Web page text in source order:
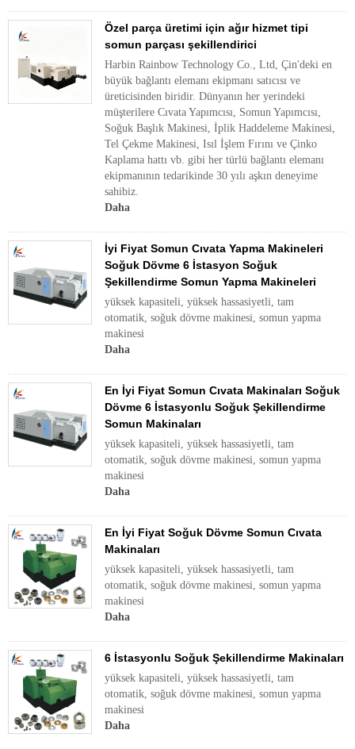
Özel parça üretimi için ağır hizmet tipi
somun parçası şekillendirici
Harbin Rainbow Technology Co., Ltd, Çin'deki en
büyük bağlantı elemanı ekipmanı satıcısı ve
üreticisinden biridir. Dünyanın her yerindeki
müşterilere Cıvata Yapımcısı, Somun Yapımcısı,
Soğuk Başlık Makinesi, İplik Haddeleme Makinesi,
Tel Çekme Makinesi, Isıl İşlem Fırını ve Çinko
Kaplama hattı vb. gibi her türlü bağlantı elemanı
ekipmanının tedarikinde 30 yılı aşkın deneyime
sahibiz.
Daha
İyi Fiyat Somun Cıvata Yapma Makineleri
Soğuk Dövme 6 İstasyon Soğuk
Şekillendirme Somun Yapma Makineleri
yüksek kapasiteli, yüksek hassasiyetli, tam
otomatik, soğuk dövme makinesi, somun yapma
makinesi
Daha
En İyi Fiyat Somun Cıvata Makinaları Soğuk
Dövme 6 İstasyonlu Soğuk Şekillendirme
Somun Makinaları
yüksek kapasiteli, yüksek hassasiyetli, tam
otomatik, soğuk dövme makinesi, somun yapma
makinesi
Daha
En İyi Fiyat Soğuk Dövme Somun Cıvata
Makinaları
yüksek kapasiteli, yüksek hassasiyetli, tam
otomatik, soğuk dövme makinesi, somun yapma
makinesi
Daha
6 İstasyonlu Soğuk Şekillendirme Makinaları
yüksek kapasiteli, yüksek hassasiyetli, tam
otomatik, soğuk dövme makinesi, somun yapma
makinesi
Daha